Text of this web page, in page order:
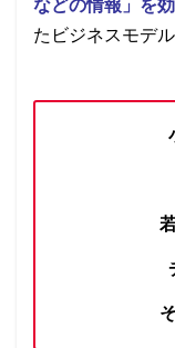
などの情報」を
たビジネスモデル